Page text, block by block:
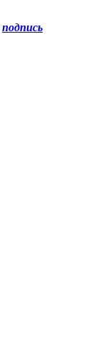
подпись